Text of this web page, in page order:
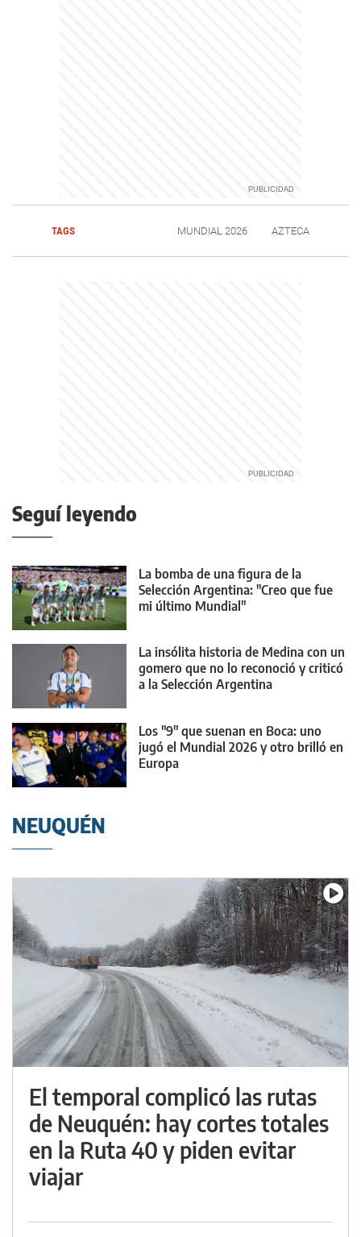
TAGS MUNDIAL 2026 AZTECA
Seguí leyendo
La bomba de una figura de la
Selección Argentina: "Creo que fue
mi último Mundial"
La insólita historia de Medina con un
gomero que no lo reconoció y criticó
a la Selección Argentina
Los "9" que suenan en Boca: uno
jugó el Mundial 2026 y otro brilló en
Europa
NEUQUÉN
El temporal complicó las rutas
de Neuquén: hay cortes totales
en la Ruta 40 y piden evitar
viajar